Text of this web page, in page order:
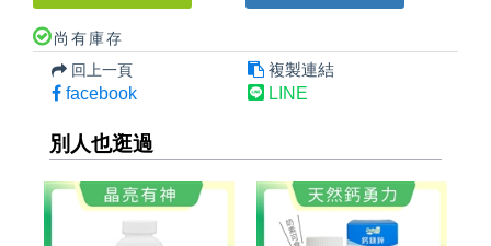
尚有庫存
回上一頁
複製連結
facebook
LINE
別人也逛過